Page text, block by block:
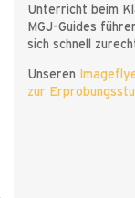
Unterricht beim
MGJ-Guides
sich schnell
Unseren
zur